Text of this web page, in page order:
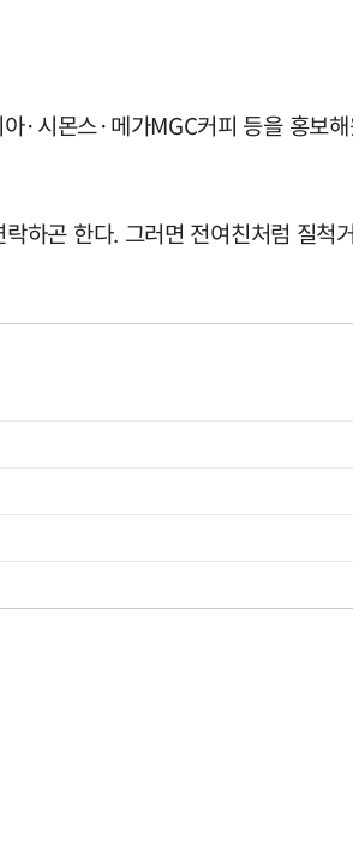
·시몬스·메가MGC커피 등을 홍보
하곤 한다. 그러면 전여친처럼 질척